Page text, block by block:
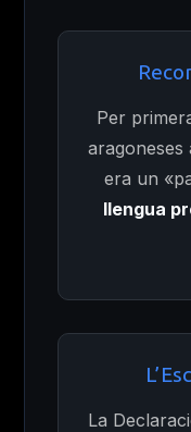
Per
aragoneses
era un
llengua
La